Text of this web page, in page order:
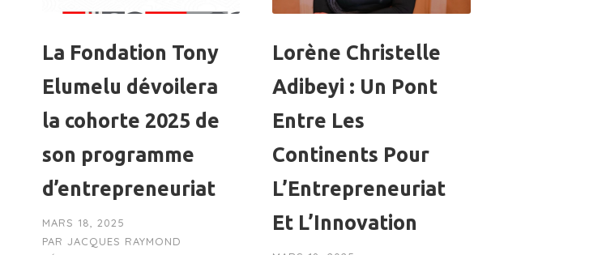
La Fondation Tony
Elumelu dévoilera
la cohorte 2025 de
son programme
d’entrepreneuriat
MARS 18, 2025
PAR JACQUES RAYMOND
Lorène Christelle
Adibeyi : Un Pont
Entre Les
Continents Pour
L’Entrepreneuriat
Et L’Innovation